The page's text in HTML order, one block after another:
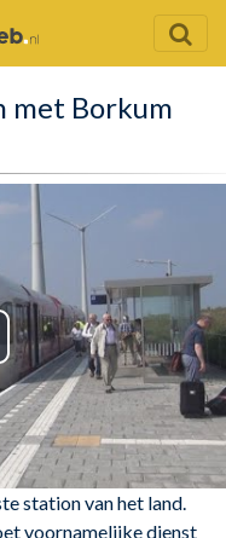
met Borkum
station van het land.
voornamelijke dienst